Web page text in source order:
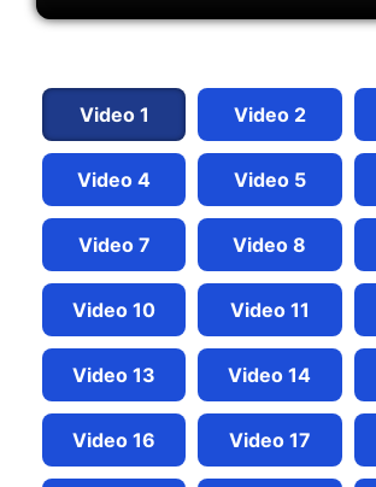
Video 1 Video 2
Video 4 Video 5
Video 7 Video 8
Video 10 Video 11
Video 13 Video 14
Video 16 Video 17